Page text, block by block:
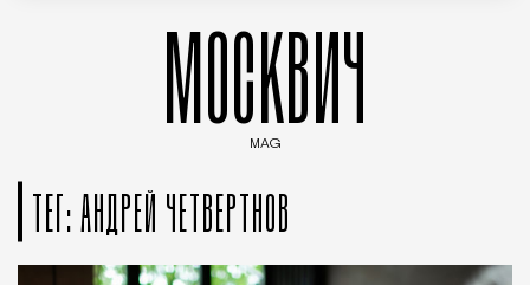
МОСКВИЧ
MAG
ТЕГ: АНДРЕЙ ЧЕТВЕРТНОВ